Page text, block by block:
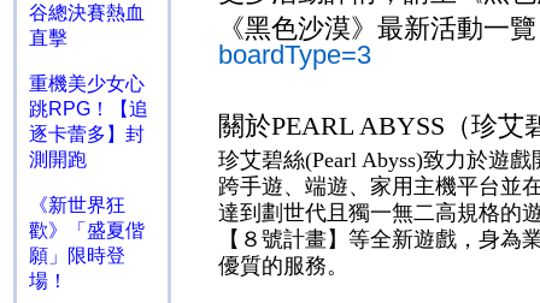
谷總決賽熱血
直擊
重機美少女心
跳RPG！【追
逐卡蕾多】封
測開跑
《新世界狂
歡》「盛夏偕
願」限時登
場！
《黑色沙漠》最新活動一
boardType=3
關於PEARL ABYSS （珍
珍艾碧絲(Pearl Abyss)致力於遊戲
跨手遊、端遊、家用主機平台並
達到劃世代且獨一無二高規格的
【８號計畫】等全新遊戲，身
優質的服務。